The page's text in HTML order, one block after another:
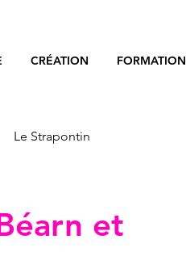
CRÉATION FORMATION
Le Strapontin
et